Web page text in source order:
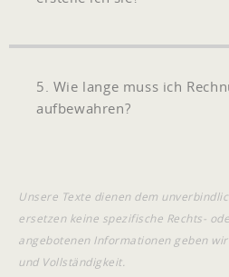
5. Wie lange muss ich
aufbewahren?
Unsere Texte dienen dem
ersetzen keine spezifische Rechts-
angebotenen Informationen geben
und Vollständigkeit.